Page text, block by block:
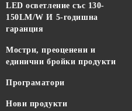
LED осветление със 130-
150LM/W И 5-годишна
гаранция
Мостри, преоценени и
единични бройки продукти
Програматори
Нови продукти